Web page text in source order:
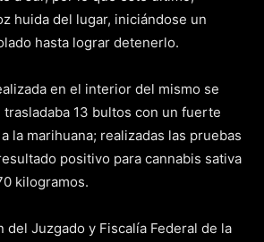
huida del lugar, iniciándose un
hasta lograr detenerlo.
en el interior del mismo se
13 bultos con un fuerte
la marihuana; realizadas las pruebas
positivo para cannabis sativa
kilogramos.
del Juzgado y Fiscalía Federal de la